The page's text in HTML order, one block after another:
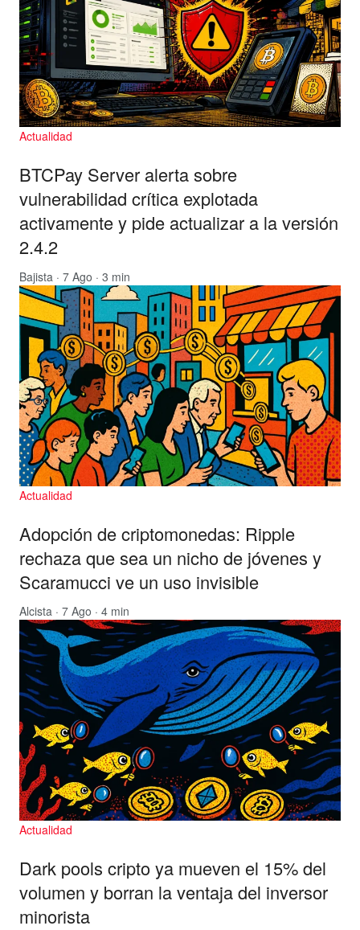
Actualidad
BTCPay Server alerta sobre
vulnerabilidad crítica explotada
activamente y pide actualizar a la versión
2.4.2
Bajista · 7 Ago · 3 min
Actualidad
Adopción de criptomonedas: Ripple
rechaza que sea un nicho de jóvenes y
Scaramucci ve un uso invisible
Alcista · 7 Ago · 4 min
Actualidad
Dark pools cripto ya mueven el 15% del
volumen y borran la ventaja del inversor
minorista